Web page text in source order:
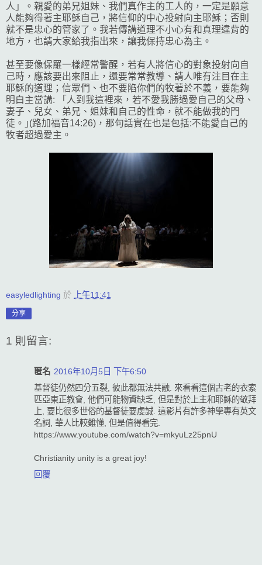
人」。親愛的弟兄姐妹、我們真作主的工人的，一定是願意
人能夠得著主耶穌自己，將信仰的中心投射向主耶穌；否則
就不是忠心的管家了。我若傳講道理不小心有和真理違背的
地方，也請大家給我指出來，讓我保持忠心為主。
甚至要像保羅一樣經常警醒，若有人將信心的對象投射向自
己時，應該要出來阻止，還要常常教導、請人唯有注目在主
耶穌的道理；信眾們、也不要陷你們的牧著於不義，要能夠
明白主當講: 「人到我這裡來，若不愛我勝過愛自己的父母、
妻子、兒女、弟兄、姐妹和自己的性命，就不能做我的門
徒。｣(路加福音14:26)，那句話實在也是包括:不能愛自己的
牧者超過愛主。
easyledlighting 於 上午11:41
分享
1 則留言:
匿名 2016年10月5日 下午6:50
基督徒仍然四分五裂, 彼此都無法共融. 來看看這個古老的衣索
匹亞東正教會, 他們可能物資缺乏, 但是對於上主和耶穌的敬拜
上, 要比很多世俗的基督徒要虔誠. 這影片有許多神學專有英文
名詞, 華人比較難懂, 但是值得看完.
https://www.youtube.com/watch?v=mkyuLz25pnU
Christianity unity is a great joy!
回覆